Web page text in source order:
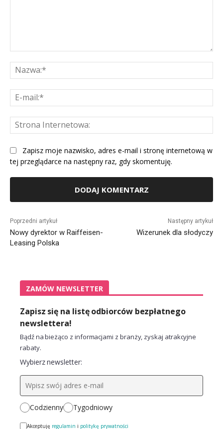
Zapisz moje nazwisko, adres e-mail i stronę internetową w
tej przeglądarce na następny raz, gdy skomentuję.
Poprzedni artykuł
Nowy dyrektor w Raiffeisen-
Leasing Polska
Następny artykuł
Wizerunek dla słodyczy
ZAMÓW NEWSLETTER
Zapisz się na listę odbiorców bezpłatnego
newslettera!
Bądź na bieżąco z informacjami z branży, zyskaj atrakcyjne
rabaty.
Wybierz newsletter:
Codzienny Tygodniowy
Akceptuję regulamin i politykę prywatności